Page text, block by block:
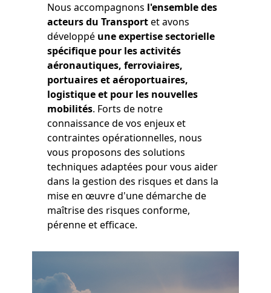
Nous accompagnons l'ensemble des
acteurs du Transportet avons
développé une expertise sectorielle
spécifique pour les activités
aéronautiques, ferroviaires,
portuaires et aéroportuaires,
logistique et pour les nouvelles
mobilités. Forts de notre
connaissance de vos enjeux et
contraintes opérationnelles, nous
vous proposons des solutions
techniques adaptées pour vous aider
dans la gestion des risques et dans la
mise en œuvre d'une démarche de
maîtrise des risques conforme,
pérenne et efficace.